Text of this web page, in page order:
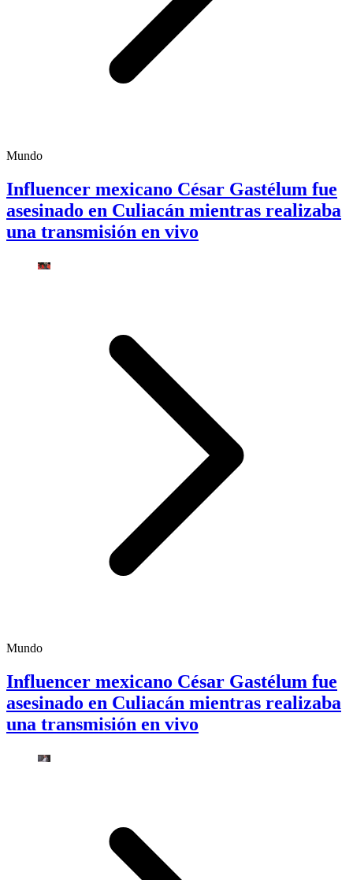
Mundo
Influencer mexicano César Gastélum fue
asesinado en Culiacán mientras realizaba
una transmisión en vivo
Mundo
Influencer mexicano César Gastélum fue
asesinado en Culiacán mientras realizaba
una transmisión en vivo